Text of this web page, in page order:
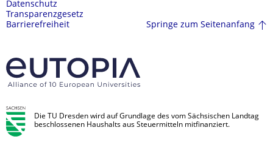
Datenschutz
Transparenzgesetz
Barrierefreiheit
Springe zum Seitenanfang
Die TU Dresden wird auf Grundlage des vom Sächsischen Landtag
beschlossenen Haushalts aus Steuermitteln mitfinanziert.